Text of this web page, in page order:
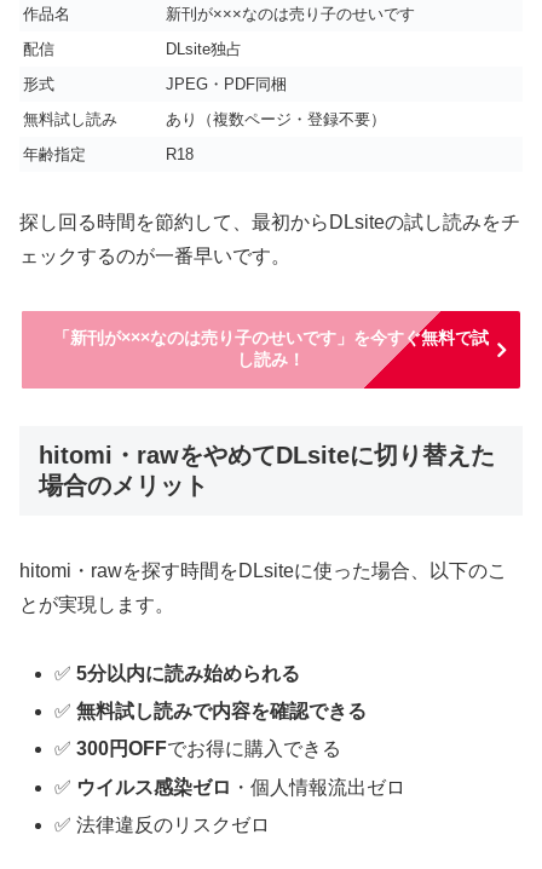
作品名
新刊が×××なのは売り子のせいです
配信
DLsite独占
形式
JPEG・PDF同梱
無料試し読み
あり（複数ページ・登録不要）
年齢指定
R18
探し回る時間を節約して、最初からDLsiteの試し読みをチ
ェックするのが一番早いです。
「新刊が×××なのは売り子のせいです」を今すぐ無料で試
し読み！
hitomi・rawをやめてDLsiteに切り替えた
場合のメリット
hitomi・rawを探す時間をDLsiteに使った場合、以下のこ
とが実現します。
✅5分以内に読み始められる
✅無料試し読みで内容を確認できる
✅300円OFFでお得に購入できる
✅ ウイルス感染ゼロ ・個人情報流出ゼロ
✅ 法律違反のリスクゼロ